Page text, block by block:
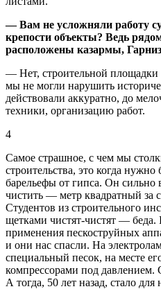
— Вам не усложняли работу
крепости объекты? Ведь
расположены казармы,
— Нет, строительной площадки
мы не могли нарушить
действовали аккуратно, до
техники, организацию работ.
4
Самое страшное, с чем мы
строительства, это когда
барельефы от гипса. Он сильно
чистить — метр квадратный за
Студентов из строительного
щетками чистят-чистят — беда.
применения пескоструйных
и они нас спасли. На
специальный песок, на месте
компрессорами под давлением.
А тогда, 50 лет назад, стало для